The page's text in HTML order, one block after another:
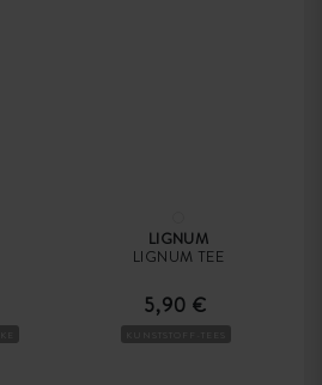
LIGNUM
LIGNUM TEE
5,90 €